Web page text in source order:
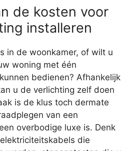
de kosten voor
installeren
in de woonkamer, of wilt u
woning met één
bedienen? Afhankelijk
u de verlichting zelf doen
is de klus toch dermate
van een
overbodige luxe is. Denk
die